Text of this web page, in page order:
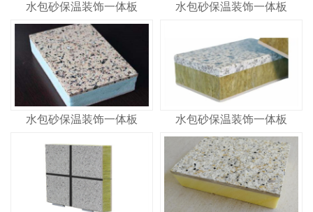
水包砂保温装饰一体板 水包砂保温装饰一体板
水包砂保温装饰一体板 水包砂保温装饰一体板